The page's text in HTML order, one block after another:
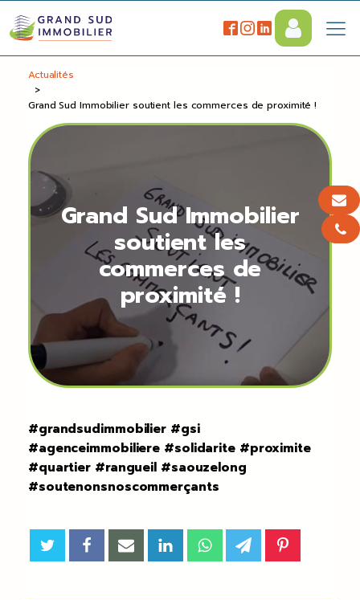
Actualités
>
Grand Sud Immobilier soutient les commerces de proximité !
Grand Sud Immobilier
soutient les
commerces de
proximité !
#grandsudimmobilier #gsi
#agenceimmobiliere #solidarite #proximite
#quartier #rangueil #saouzelong
#soutenonsnoscommerçants